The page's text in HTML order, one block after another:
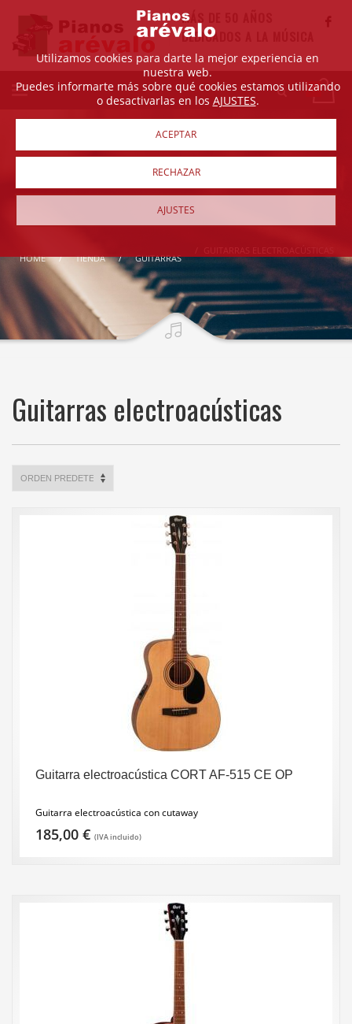
MÁS DE 50 AÑOS
DEDICADOS A LA MÚSICA
HOME TIENDA GUITARRAS
Guitarras electroacústicas
Guitarra electroacústica CORT AF-515 CE OP
Guitarra electroacústica con cutaway
185,00 € (IVA incluido)
Utilizamos cookies para darte la mejor experiencia en
nuestra web.
Puedes informarte más sobre qué cookies estamos utilizando
o desactivarlas en los AJUSTES.
ACEPTAR
RECHAZAR
AJUSTES